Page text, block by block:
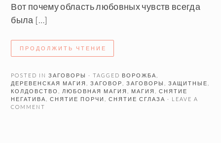
Вот почему область любовных чувств всегда
была […]
ПРОДОЛЖИТЬ ЧТЕНИЕ
POSTED INЗАГОВОРЫ · TAGGED ВОРОЖБА
ДЕРЕВЕНСКАЯ МАГИЯ
,ЗАГОВОР ,ЗАГОВОРЫ ,ЗАЩИТНЫЕ
КОЛДОВСТВО
ЛЮБОВНАЯ МАГИЯ МАГИЯ ,СНЯТИЕ
НЕГАТИВА
,СНЯТИЕ ПОРЧИ ,СНЯТИЕ СГЛАЗА · LEAVE A
COMMENT